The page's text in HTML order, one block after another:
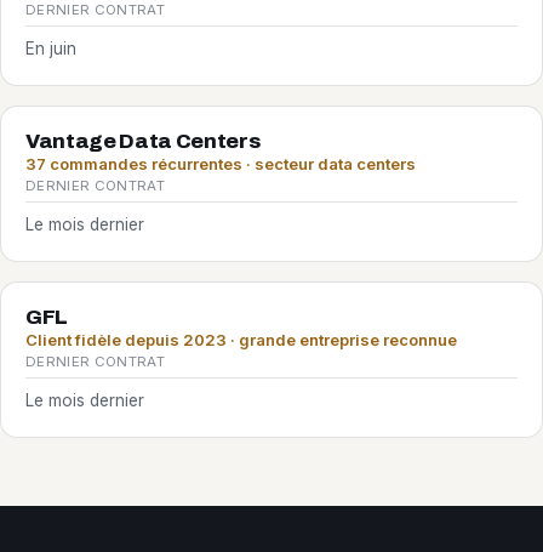
DERNIER CONTRAT
En juin
Vantage Data Centers
37 commandes récurrentes · secteur data centers
DERNIER CONTRAT
Le mois dernier
GFL
Client fidèle depuis 2023 · grande entreprise reconnue
DERNIER CONTRAT
Le mois dernier